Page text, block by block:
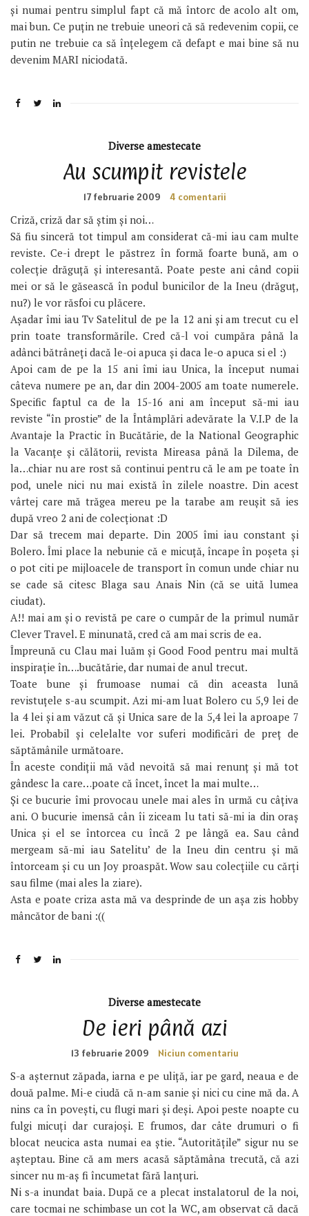
şi numai pentru simplul fapt că mă întorc de acolo alt om,
mai bun. Ce puţin ne trebuie uneori că să redevenim copii, ce
putin ne trebuie ca să înţelegem că defapt e mai bine să nu
devenim MARI niciodată.
Diverse amestecate
Au scumpit revistele
17 februarie 2009 4 comentarii
Criză, criză dar să știm și noi…
Să fiu sinceră tot timpul am considerat că-mi iau cam multe
reviste. Ce-i drept le păstrez în formă foarte bună, am o
colecție drăguță și interesantă. Poate peste ani când copii
mei or să le găsească în podul bunicilor de la Ineu (drăguț,
nu?) le vor răsfoi cu plăcere.
Așadar îmi iau Tv Satelitul de pe la 12 ani și am trecut cu el
prin toate transformările. Cred că-l voi cumpăra până la
adânci bătrâneți dacă le-oi apuca și daca le-o apuca si el :)
Apoi cam de pe la 15 ani îmi iau Unica, la început numai
câteva numere pe an, dar din 2004-2005 am toate numerele.
Specific faptul ca de la 15-16 ani am început să-mi iau
reviste “în prostie” de la Întâmplări adevărate la V.I.P de la
Avantaje la Practic în Bucătărie, de la National Geographic
la Vacanțe și călătorii, revista Mireasa până la Dilema, de
la…chiar nu are rost să continui pentru că le am pe toate în
pod, unele nici nu mai există în zilele noastre. Din acest
vârtej care mă trăgea mereu pe la tarabe am reușit să ies
după vreo 2 ani de colecționat :D
Dar să trecem mai departe. Din 2005 îmi iau constant și
Bolero. Îmi place la nebunie că e micuță, încape în poșeta și
o pot citi pe mijloacele de transport în comun unde chiar nu
se cade să citesc Blaga sau Anais Nin (că se uită lumea
ciudat).
A!! mai am și o revistă pe care o cumpăr de la primul număr
Clever Travel. E minunată, cred că am mai scris de ea.
Împreună cu Clau mai luăm și Good Food pentru mai multă
inspirație în….bucătărie, dar numai de anul trecut.
Toate bune și frumoase numai că din aceasta lună
revistuțele s-au scumpit. Azi mi-am luat Bolero cu 5,9 lei de
la 4 lei și am văzut că și Unica sare de la 5,4 lei la aproape 7
lei. Probabil și celelalte vor suferi modificări de preț de
săptămânile următoare.
În aceste condiții mă văd nevoită să mai renunț și mă tot
gândesc la care…poate că încet, încet la mai multe…
Și ce bucurie îmi provocau unele mai ales în urmă cu câțiva
ani. O bucurie imensă cân îi ziceam lu tati să-mi ia din oraș
Unica și el se întorcea cu încă 2 pe lângă ea. Sau când
mergeam să-mi iau Satelitu’ de la Ineu din centru și mă
întorceam și cu un Joy proaspăt. Wow sau colecțiile cu cărți
sau filme (mai ales la ziare).
Asta e poate criza asta mă va desprinde de un așa zis hobby
mâncător de bani :((
Diverse amestecate
De ieri până azi
13 februarie 2009 Niciun comentariu
S-a așternut zăpada, iarna e pe uliță, iar pe gard, neaua e de
două palme. Mi-e ciudă că n-am sanie și nici cu cine mă da. A
nins ca în povești, cu flugi mari și deși. Apoi peste noapte cu
fulgi micuți dar curajoși. E frumos, dar câte drumuri o fi
blocat neucica asta numai ea știe. “Autoritățile” sigur nu se
așteptau. Bine că am mers acasă săptămâna trecută, că azi
sincer nu m-aș fi încumetat fără lanțuri.
Ni s-a inundat baia. După ce a plecat instalatorul de la noi,
care tocmai ne schimbase un cot la WC, am observat că dacă